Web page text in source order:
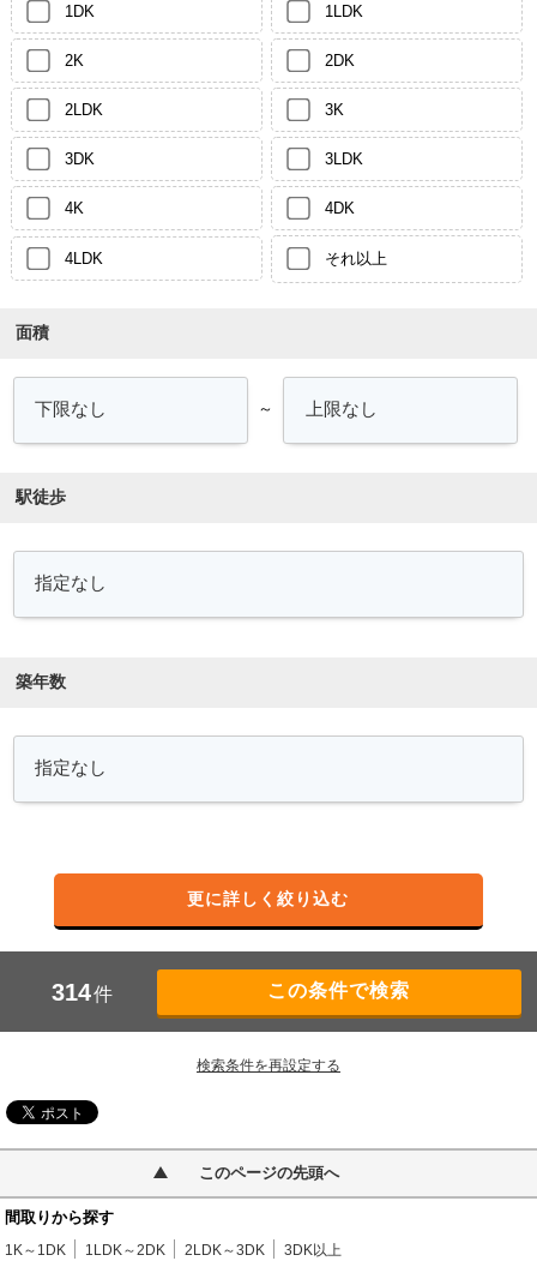
1DK 1LDK
2K 2DK
2LDK 3K
3DK 3LDK
4K 4DK
4LDK それ以上
面積
～
駅徒歩
築年数
更に詳しく絞り込む
314件
検索条件を再設定する
このページの先頭へ
間取りから探す
1K～1DK 1LDK～2DK 2LDK～3DK 3DK以上